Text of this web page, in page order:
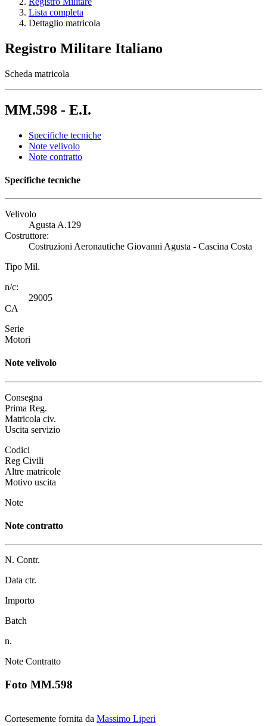
Lista completa
Dettaglio matricola
Registro Militare Italiano
Scheda matricola
MM.598 - E.I.
Specifiche tecniche
Note velivolo
Note contratto
Specifiche tecniche
Velivolo
Agusta A.129
Costruttore:
Costruzioni Aeronautiche Giovanni Agusta - Cascina Costa
Tipo Mil.
n/c:
29005
CA
Serie
Motori
Note velivolo
Consegna
Prima Reg.
Matricola civ.
Uscita servizio
Codici
Reg Civili
Altre matricole
Motivo uscita
Note
Note contratto
N. Contr.
Data ctr.
Importo
Batch
n.
Note Contratto
Foto MM.598
Cortesemente fornita da Massimo Liperi